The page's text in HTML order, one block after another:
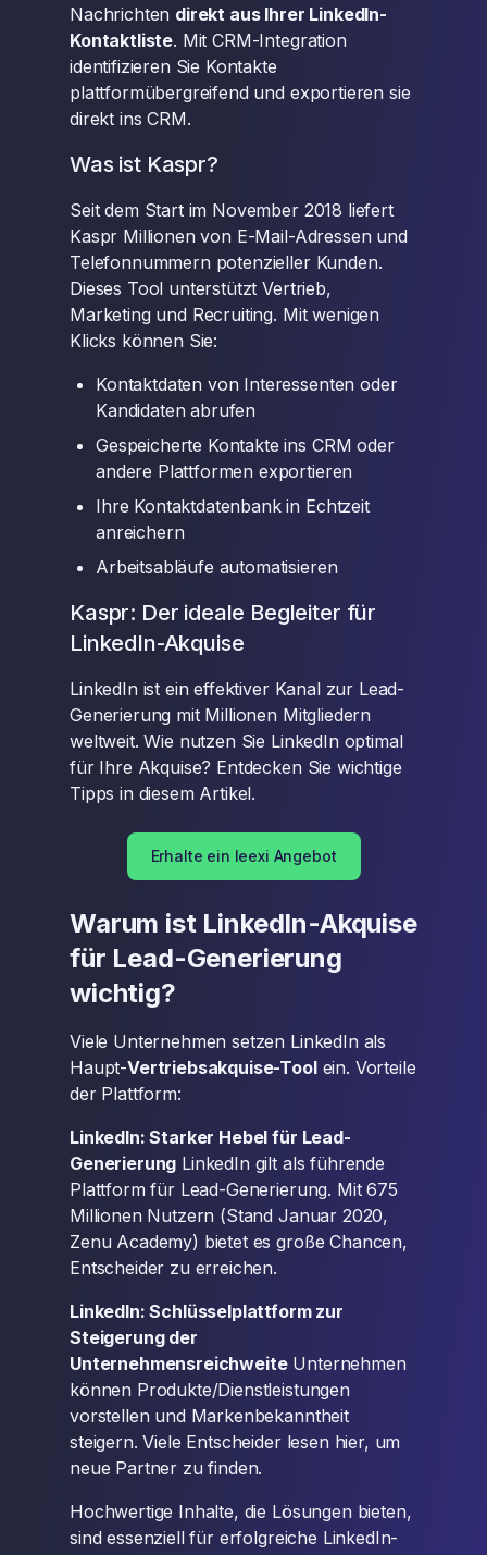
Nachrichten direkt aus Ihrer LinkedIn-
Kontaktliste. Mit CRM-Integration
identifizieren Sie Kontakte
plattformübergreifend und exportieren sie
direkt ins CRM.
Was ist Kaspr?
Seit dem Start im November 2018 liefert
Kaspr Millionen von E-Mail-Adressen und
Telefonnummern potenzieller Kunden.
Dieses Tool unterstützt Vertrieb,
Marketing und Recruiting. Mit wenigen
Klicks können Sie:
Kontaktdaten von Interessenten oder
Kandidaten abrufen
Gespeicherte Kontakte ins CRM oder
andere Plattformen exportieren
Ihre Kontaktdatenbank in Echtzeit
anreichern
Arbeitsabläufe automatisieren
Kaspr: Der ideale Begleiter für
LinkedIn-Akquise
LinkedIn ist ein effektiver Kanal zur Lead-
Generierung mit Millionen Mitgliedern
weltweit. Wie nutzen Sie LinkedIn optimal
für Ihre Akquise? Entdecken Sie wichtige
Tipps in diesem Artikel.
Erhalte ein leexi Angebot
Warum ist LinkedIn-Akquise
für Lead-Generierung
wichtig?
Viele Unternehmen setzen LinkedIn als
Haupt-Vertriebsakquise-Toolein. Vorteile
der Plattform:
LinkedIn: Starker Hebel für Lead-
Generierung LinkedIn gilt als führende
Plattform für Lead-Generierung. Mit 675
Millionen Nutzern (Stand Januar 2020,
Zenu Academy) bietet es große Chancen,
Entscheider zu erreichen.
LinkedIn: Schlüsselplattform zur
Steigerung der
UnternehmensreichweiteUnternehmen
können Produkte/Dienstleistungen
vorstellen und Markenbekanntheit
steigern. Viele Entscheider lesen hier, um
neue Partner zu finden.
Hochwertige Inhalte, die Lösungen bieten,
sind essenziell für erfolgreiche LinkedIn-